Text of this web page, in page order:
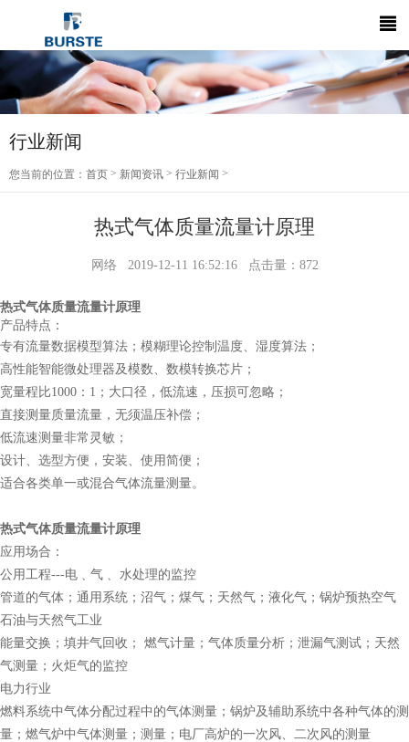
行业新闻
您当前的位置： 首页 > 新闻资讯 > 行业新闻 >
热式气体质量流量计原理
网络 2019-12-11 16:52:16 点击量： 872
热式气体质量流量计原理
产品特点：
专有流量数据模型算法；模糊理论控制温度、湿度算法；
高性能智能微处理器及模数、数模转换芯片；
宽量程比1000：1；大口径，低流速，压损可忽略；
直接测量质量流量，无须温压补偿；
低流速测量非常灵敏；
设计、选型方便，安装、使用简便；
适合各类单一或混合气体流量测量。
热式气体质量流量计原理
应用场合：
公用工程---电﹑气﹑ 水处理的监控
管道的气体；通用系统；沼气；煤气；天然气；液化气；锅炉预热空气
石油与天然气工业
能量交换；填井气回收； 燃气计量；气体质量分析；泄漏气测试；天然
气测量；火炬气的监控
电力行业
燃料系统中气体分配过程中的气体测量；锅炉及辅助系统中各种气体的测
量；燃气炉中气体测量；测量；电厂高炉的一次风、二次风的测量